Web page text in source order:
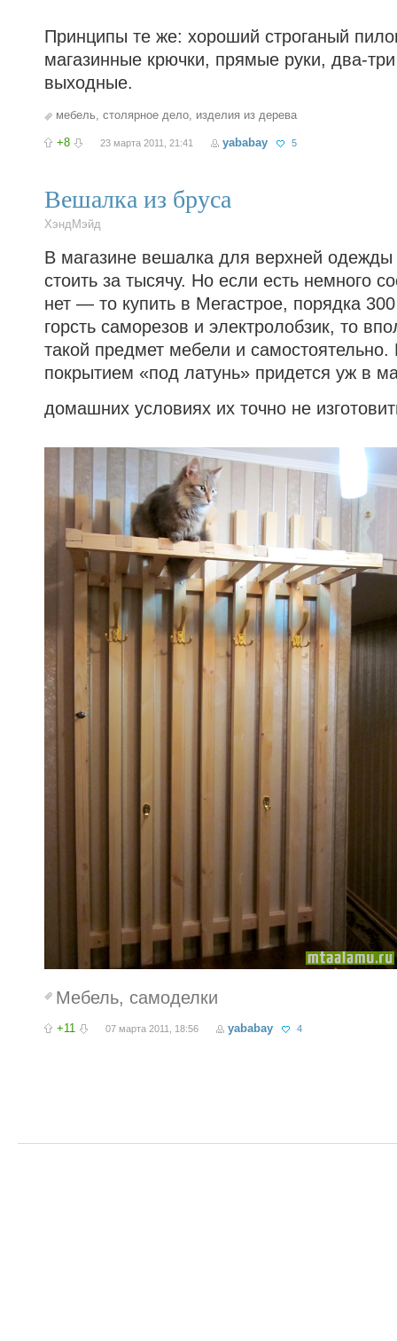
Принципы те же: хороший строганый
магазинные крючки, прямые руки, два-
выходные.
мебель, столярное дело, изделия из дерева
+8 23 марта 2011, 21:41 yababay 5
Вешалка из бруса
ХэндМэйд
В магазине вешалка для верхней
стоить за тысячу. Но если есть немного
нет — то купить в Мегастрое, порядка
горсть саморезов и электролобзик, то
такой предмет мебели и самостоятельно.
покрытием «под латунь» придется уж в
домашних условиях их точно не
Мебель, самоделки
+11 07 марта 2011, 18:56 yababay 4